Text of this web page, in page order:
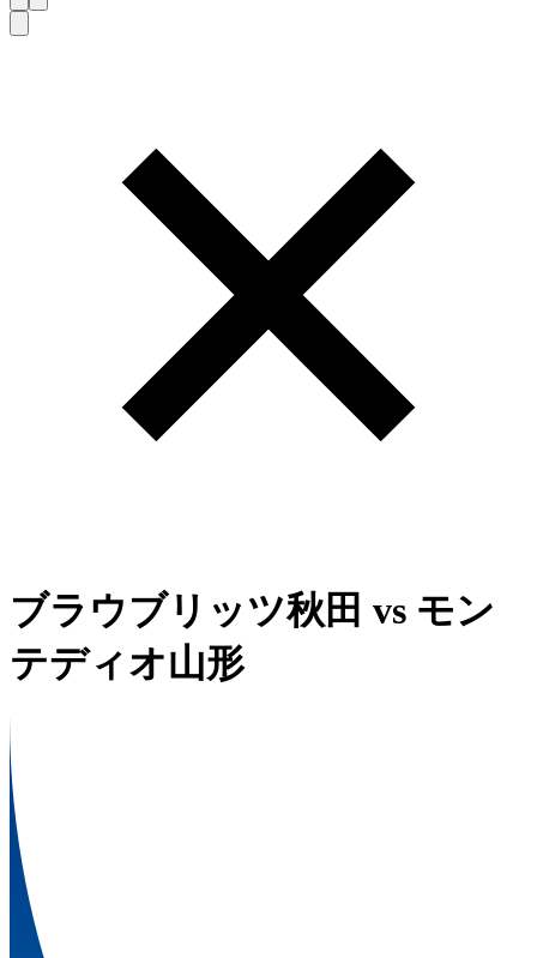
ブラウブリッツ秋田 vs モン
テディオ山形